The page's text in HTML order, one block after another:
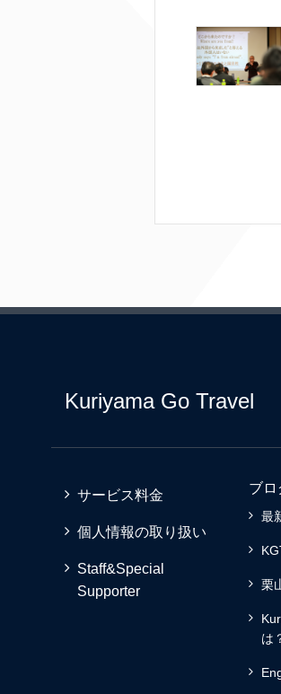
Kuriyama Go Travel
サービス料金
個人情報の取り扱い
Staff&Special
Supporter
ブロ
最
栗
は